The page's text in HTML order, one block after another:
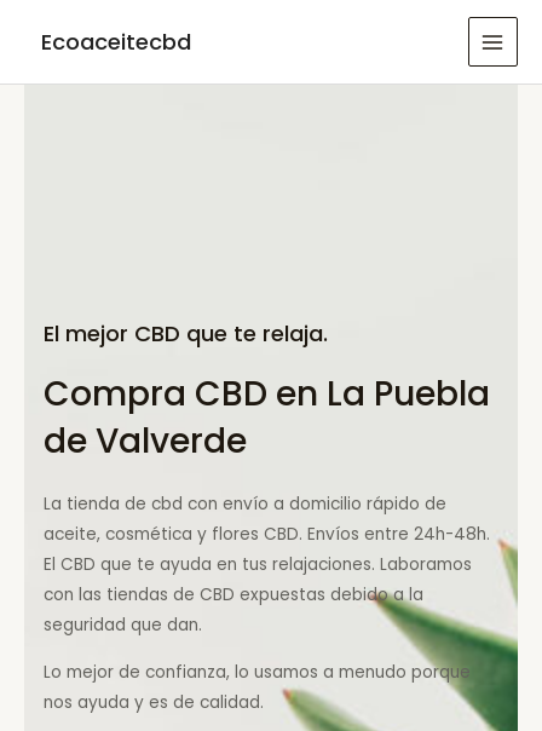
Ecoaceitecbd
El mejor CBD que te relaja.
Compra CBD en La Puebla
de Valverde
La tienda de cbd con envío a domicilio rápido de
aceite, cosmética y flores CBD. Envíos entre 24h-48h.
El CBD que te ayuda en tus relajaciones. Laboramos
con las tiendas de CBD expuestas debido a la
seguridad que dan.
Lo mejor de confianza, lo usamos a menudo porque
nos ayuda y es de calidad.